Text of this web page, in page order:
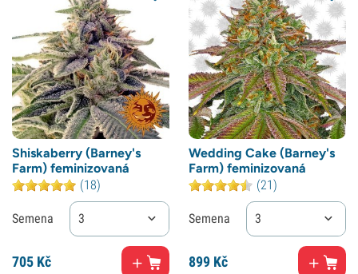
Shiskaberry (Barney's
Farm) feminizovaná
(18)
Semena 3
705 Kč
Wedding Cake (Barney's
Farm) feminizovaná
(21)
Semena 3
899 Kč